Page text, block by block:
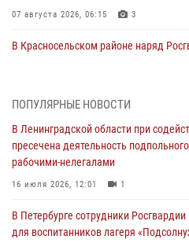
07 августа 2026, 06:15 3
В Красносельском районе наряд
06 августа 2026, 13:39 1
В Центральном районе
хулигана, стрелявшего из пускового
домами
06 августа 2026, 11:36
Сотрудники и военнослужащие
правопорядок при проведении матча
ПОПУЛЯРНЫЕ НОВОСТИ
В Ленинградской области при
пресечена деятельность
рабочими-нелегалами
16 июля 2026, 12:01 1
В Петербурге сотрудники
для воспитанников лагеря